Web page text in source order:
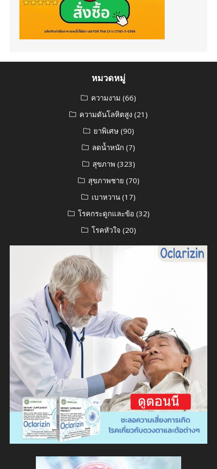
หมวดหมู่
ความงาม (66)
ความดันโลหิตสูง (21)
ยาพิเศษ(90)
ลดน้ำหนัก (7)
สุขภาพ (323)
สุขภาพชาย (70)
เบาหวาน (17)
โรคกระดูกและข้อ (32)
โรคหัวใจ (20)